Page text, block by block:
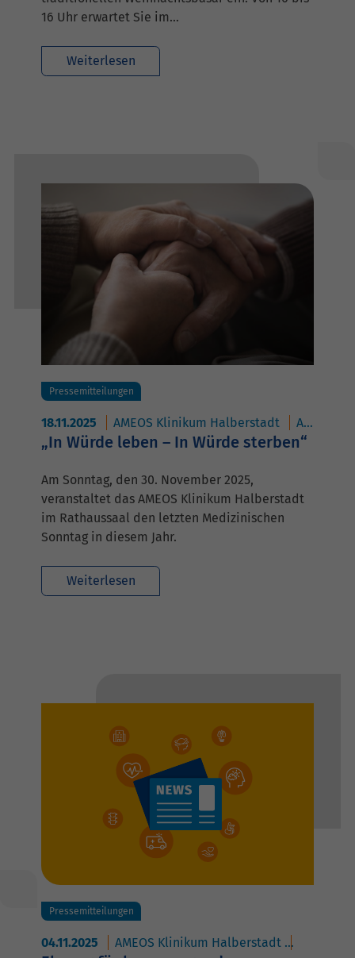
16 Uhr erwartet Sie im…
Weiterlesen
Pressemitteilungen
18.11.2025 AMEOS Klinikum Halberstadt AMEOS Poliklinikum Halberstadt
„In Würde leben – In Würde sterben“
Am Sonntag, den 30. November 2025,
veranstaltet das AMEOS Klinikum Halberstadt
im Rathaussaal den letzten Medizinischen
Sonntag in diesem Jahr.
Weiterlesen
Pressemitteilungen
04.11.2025 AMEOS Klinikum Halberstadt